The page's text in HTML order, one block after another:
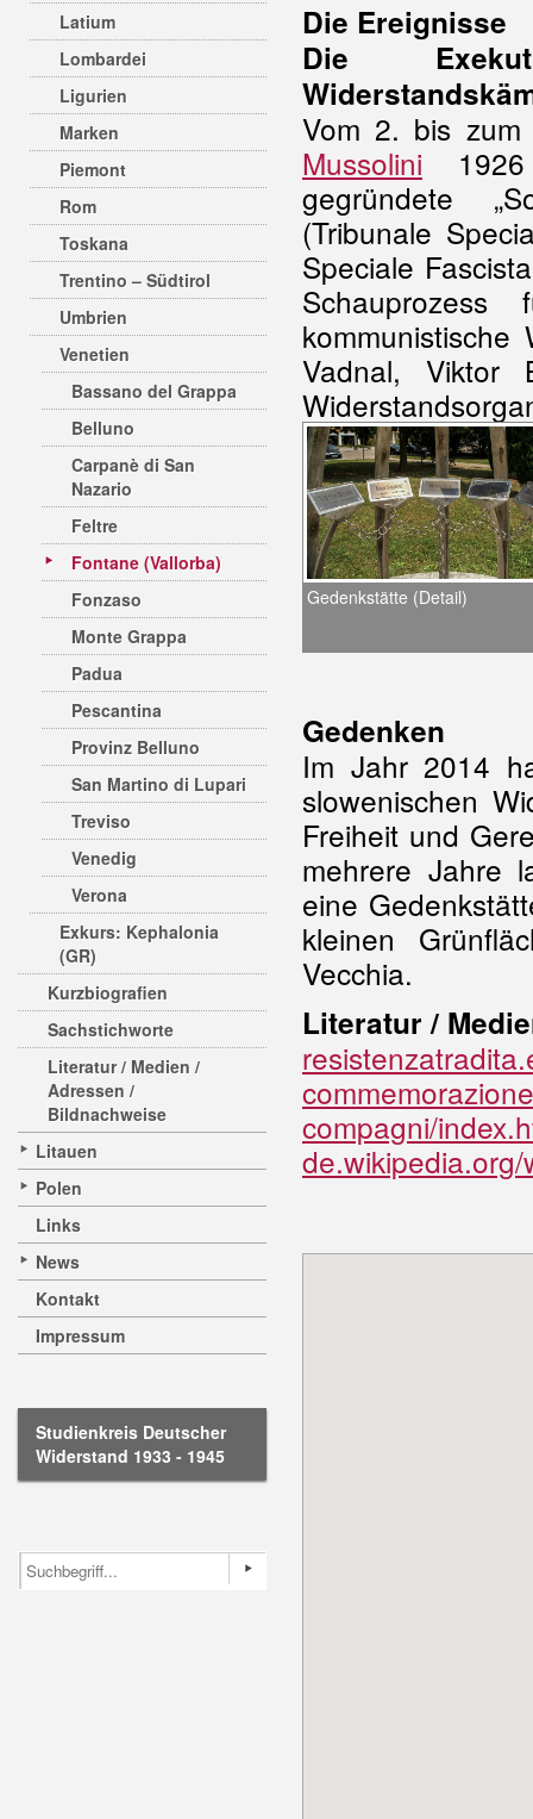
Latium
Lombardei
Ligurien
Marken
Piemont
Rom
Toskana
Trentino – Südtirol
Umbrien
Venetien
Bassano del Grappa
Belluno
Carpanè di San
Nazario
Feltre
Fontane (Vallorba)
Fonzaso
Monte Grappa
Padua
Pescantina
Provinz Belluno
San Martino di Lupari
Treviso
Venedig
Verona
Exkurs: Kephalonia
(GR)
Kurzbiografien
Sachstichworte
Literatur / Medien /
Adressen /
Bildnachweise
Litauen
Polen
Links
News
Kontakt
Impressum
Studienkreis Deutscher
Widerstand 1933 - 1945
Die Ereignisse
Die
Vom 2. bis
Mussolini 1926
gegründete
(Tribunale
Speciale
Vadnal, Viktor
Gedenkstätte (Detail)
Gedenken
Im Jahr 2014
slowenischen
Freiheit und
mehrere Jahre
eine
kleinen
Vecchia.
Literatur /
compagni/